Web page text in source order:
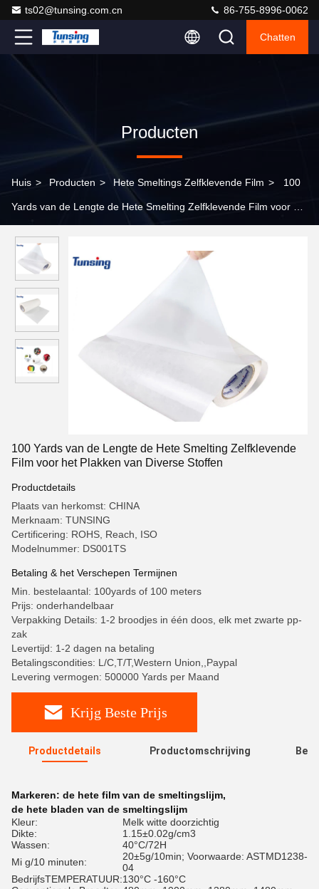
ts02@tunsing.com.cn 86-755-8996-0062
Chatten
Producten
Huis > Producten > Hete Smeltings Zelfklevende Film > 100
Yards van de Lengte de Hete Smelting Zelfklevende Film voor het
100 Yards van de Lengte de Hete Smelting Zelfklevende
Film voor het Plakken van Diverse Stoffen
Productdetails
Plaats van herkomst: CHINA
Merknaam: TUNSING
Certificering: ROHS, Reach, ISO
Modelnummer: DS001TS
Betaling & het Verschepen Termijnen
Min. bestelaantal: 100yards of 100 meters
Prijs: onderhandelbaar
Verpakking Details: 1-2 broodjes in één doos, elk met zwarte pp-
zak
Levertijd: 1-2 dagen na betaling
Betalingscondities: L/C,T/T,Western Union,,Paypal
Levering vermogen: 500000 Yards per Maand
Krijg Beste Prijs
Productdetails Productomschrijving
Markeren: de hete film van de smeltingslijm,
de hete bladen van de smeltingslijm
Kleur:
Melk witte doorzichtig
Dikte:
1.15±0.02g/cm3
Wassen:
40°C/72H
Mi g/10 minuten:
20±5g/10min; Voorwaarde: ASTMD1238-
04
BedrijfsTEMPERATUUR:130°C -160°C